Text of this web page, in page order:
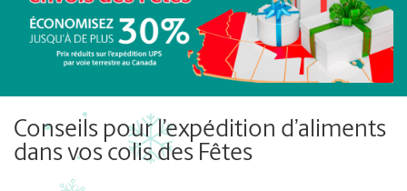
Conseils pour l’expédition d’aliments
dans vos colis des Fêtes